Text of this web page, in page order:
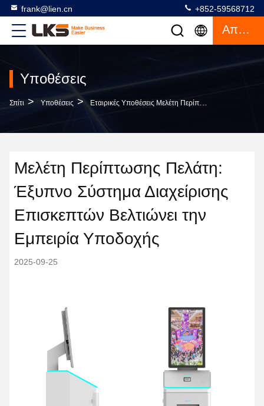
frank@lien.cn +852-59568712
Απόσπασμα
Υποθέσεις
Σπίτι > Υποθέσεις > Εταιρικές Υποθέσεις Μελέτη Περίπτωσης Πελάτη: Έξυπνο Σύστημα Διαχείρισης Επισκεπτών Βελτιώνει Την Εμπειρία Υποδοχής
Μελέτη Περίπτωσης Πελάτη:
Έξυπνο Σύστημα Διαχείρισης
Επισκεπτών Βελτιώνει την
Εμπειρία Υποδοχής
2025-09-25